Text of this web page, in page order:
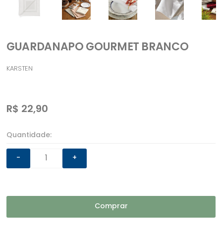
GUARDANAPO GOURMET BRANCO
KARSTEN
R$ 22,90
Quantidade:
-
+
Comprar